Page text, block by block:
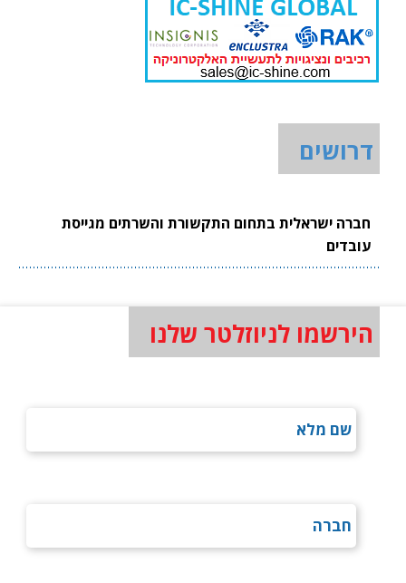
דרושים
חברה ישראלית בתחום התקשורת והשרתים מגייסת
עובדים
הירשמו לניוזלטר שלנו